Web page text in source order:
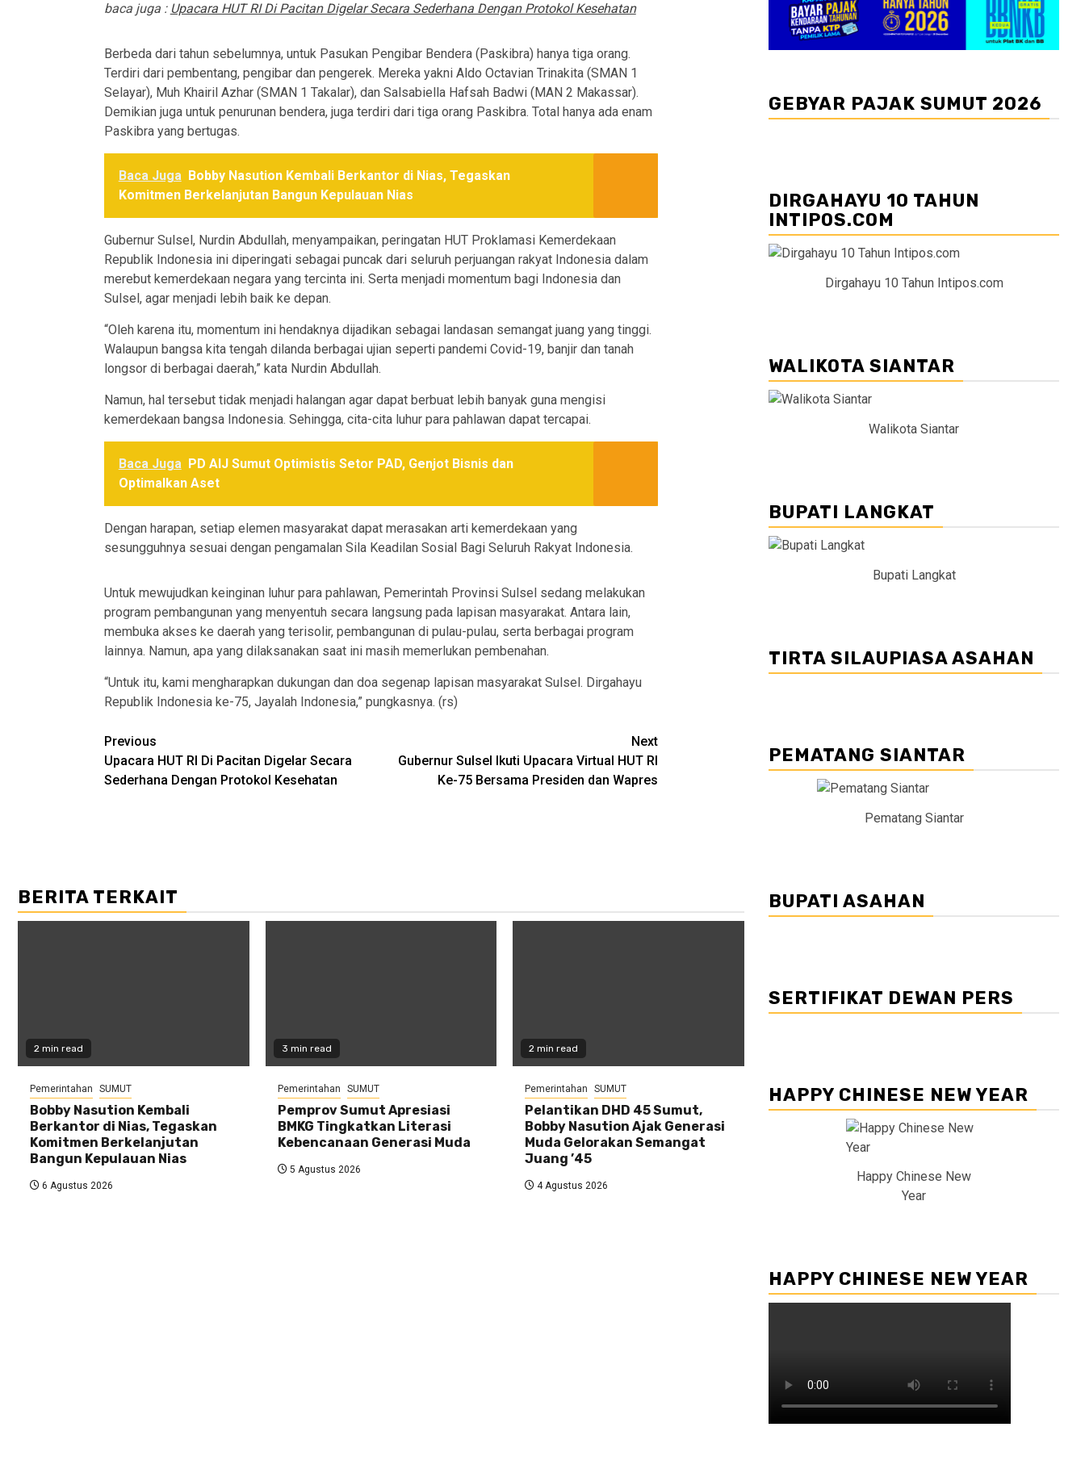
baca juga : Upacara HUT RI Di Pacitan Digelar Secara Sederhana Dengan Protokol Kesehatan
Berbeda dari tahun sebelumnya, untuk Pasukan Pengibar Bendera (Paskibra) hanya tiga orang.
Terdiri dari pembentang, pengibar dan pengerek. Mereka yakni Aldo Octavian Trinakita (SMAN 1
Selayar), Muh Khairil Azhar (SMAN 1 Takalar), dan Salsabiella Hafsah Badwi (MAN 2 Makassar).
Demikian juga untuk penurunan bendera, juga terdiri dari tiga orang Paskibra. Total hanya ada enam
Paskibra yang bertugas.
Baca Juga Bobby Nasution Kembali Berkantor di Nias, Tegaskan
Komitmen Berkelanjutan Bangun Kepulauan Nias
Gubernur Sulsel, Nurdin Abdullah, menyampaikan, peringatan HUT Proklamasi Kemerdekaan
Republik Indonesia ini diperingati sebagai puncak dari seluruh perjuangan rakyat Indonesia dalam
merebut kemerdekaan negara yang tercinta ini. Serta menjadi momentum bagi Indonesia dan
Sulsel, agar menjadi lebih baik ke depan.
“Oleh karena itu, momentum ini hendaknya dijadikan sebagai landasan semangat juang yang tinggi.
Walaupun bangsa kita tengah dilanda berbagai ujian seperti pandemi Covid-19, banjir dan tanah
longsor di berbagai daerah,” kata Nurdin Abdullah.
Namun, hal tersebut tidak menjadi halangan agar dapat berbuat lebih banyak guna mengisi
kemerdekaan bangsa Indonesia. Sehingga, cita-cita luhur para pahlawan dapat tercapai.
Baca Juga PD AIJ Sumut Optimistis Setor PAD, Genjot Bisnis dan
Optimalkan Aset
Dengan harapan, setiap elemen masyarakat dapat merasakan arti kemerdekaan yang
sesungguhnya sesuai dengan pengamalan Sila Keadilan Sosial Bagi Seluruh Rakyat Indonesia.
Untuk mewujudkan keinginan luhur para pahlawan, Pemerintah Provinsi Sulsel sedang melakukan
program pembangunan yang menyentuh secara langsung pada lapisan masyarakat. Antara lain,
membuka akses ke daerah yang terisolir, pembangunan di pulau-pulau, serta berbagai program
lainnya. Namun, apa yang dilaksanakan saat ini masih memerlukan pembenahan.
“Untuk itu, kami mengharapkan dukungan dan doa segenap lapisan masyarakat Sulsel. Dirgahayu
Republik Indonesia ke-75, Jayalah Indonesia,” pungkasnya. (rs)
Post
navigation
Previous
Upacara HUT RI Di Pacitan Digelar Secara
Sederhana Dengan Protokol Kesehatan
Next
Gubernur Sulsel Ikuti Upacara Virtual HUT RI
Ke-75 Bersama Presiden dan Wapres
BERITA TERKAIT
2 min read
Pemerintahan SUMUT
Bobby Nasution Kembali
Berkantor di Nias, Tegaskan
Komitmen Berkelanjutan
Bangun Kepulauan Nias
6 Agustus 2026
3 min read
Pemerintahan SUMUT
Pemprov Sumut Apresiasi
BMKG Tingkatkan Literasi
Kebencanaan Generasi Muda
5 Agustus 2026
2 min read
Pemerintahan SUMUT
Pelantikan DHD 45 Sumut,
Bobby Nasution Ajak Generasi
Muda Gelorakan Semangat
Juang ’45
4 Agustus 2026
GEBYAR PAJAK SUMUT 2026
DIRGAHAYU 10 TAHUN
INTIPOS.COM
Dirgahayu 10 Tahun Intipos.com
WALIKOTA SIANTAR
Walikota Siantar
BUPATI LANGKAT
Bupati Langkat
TIRTA SILAUPIASA ASAHAN
PEMATANG SIANTAR
Pematang Siantar
BUPATI ASAHAN
SERTIFIKAT DEWAN PERS
HAPPY CHINESE NEW YEAR
Happy Chinese New
Year
HAPPY CHINESE NEW YEAR